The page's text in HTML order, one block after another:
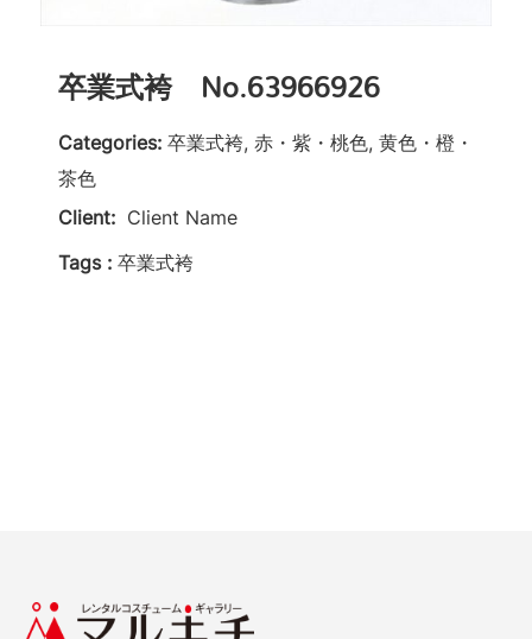
卒業式袴 No.63966926
Categories: 卒業式袴, 赤・紫・桃色, 黄色・橙・
茶色
Client: Client Name
Tags : 卒業式袴